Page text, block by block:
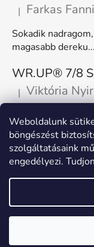
Weboldalunk
böngészést
szolgáltatásaink
engedélyezi.
A termék
| Farkas Fanni
Sokadik
magasabb dereku...
A termék
| Viktória
Nagyon